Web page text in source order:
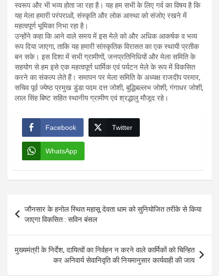
स्वरूप और भी भव्य होता जा रहा है। यह हम सभी के लिए गर्व का विषय है कि
यह मेला हमारी परंपराओं, संस्कृति और लोक आस्था को संजोए रखने में
महत्वपूर्ण भूमिका निभा रहा है।
उन्होंने कहा कि आने वाले समय में इस मेले को और अधिक आकर्षक व भव्य
रूप दिया जाएगा, ताकि यह हमारी सांस्कृतिक विरासत का एक स्थायी प्रतीक
बन सके। इस दिशा में सभी ग्रामीणों, जनप्रतिनिधियों और मेला समिति के
सहयोग से हम इसे एक महत्वपूर्ण धार्मिक एवं पर्यटन मेले के रूप में विकसित
करने का संकल्प लेते हैं। समापन पर मेला समिति के अध्यक्ष राजदीप परमार,
सचिव पूर्व ज्येष्ठ प्रमुख डुंडा पदम दत्त जोशी, बुद्धिबल्लभ जोशी, गंगाधर जोशी,
लाल सिंह बिष्ट सहित स्थानीय ग्रामीण एवं श्रद्धालु मौजूद रहे।
Facebook Twitter
WhatsApp
Post
navigation
जौनसार के हनोल स्थित महासू देवता धाम को सुनियोजित तरीके से किया
जाएगा विकसित : सविन बंसल
मुख्यमंत्री के निर्देश, दायित्वों का निर्वहन न करने वाले कार्मिकों को चिन्हित
कर अनिवार्य सेवानिवृति की नियमानुसार कार्यवाही की जाय